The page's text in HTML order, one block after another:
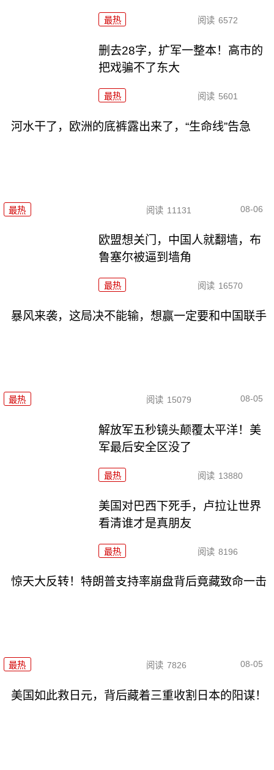
最热 阅读 6572
删去28字，扩军一整本！高市的
把戏骗不了东大
最热 阅读 5601
河水干了，欧洲的底裤露出来了，“生命线”告急
最热 阅读 11131 08-06
欧盟想关门，中国人就翻墙，布
鲁塞尔被逼到墙角
最热 阅读 16570
暴风来袭，这局决不能输，想赢一定要和中国联手
最热 阅读 15079 08-05
解放军五秒镜头颠覆太平洋！美
军最后安全区没了
最热 阅读 13880
美国对巴西下死手，卢拉让世界
看清谁才是真朋友
最热 阅读 8196
惊天大反转！特朗普支持率崩盘背后竟藏致命一击
最热 阅读 7826 08-05
美国如此救日元，背后藏着三重收割日本的阳谋！